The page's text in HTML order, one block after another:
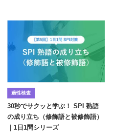
適性検査
30秒でサクッと学ぶ！ SPI 熟語
の成り立ち（修飾語と被修飾語）
｜1日1問シリーズ